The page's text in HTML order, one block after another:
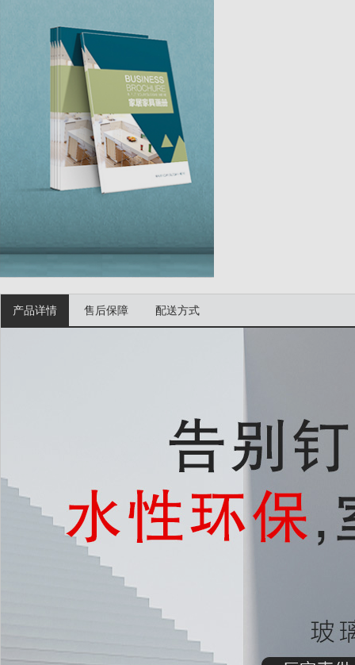
产品详情 售后保障 配送方式